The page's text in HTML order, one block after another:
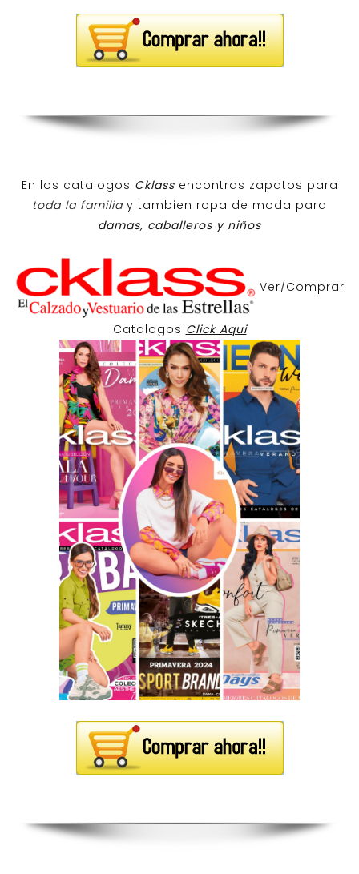
En los catalogos Cklass encontras zapatos para
toda la familiay tambien ropa de moda para
damas, caballeros y niños
Ver/Comprar
Catalogos Click Aqui